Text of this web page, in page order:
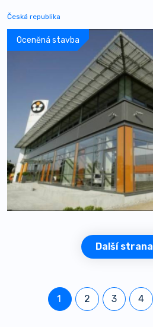
Česká republika
Oceněná stavba
Další strana
1 2 3 4